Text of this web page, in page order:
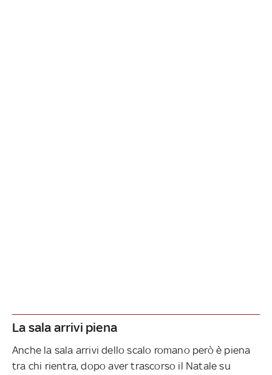
La sala arrivi piena
Anche la sala arrivi dello scalo romano però è piena
tra chi rientra, dopo aver trascorso il Natale su